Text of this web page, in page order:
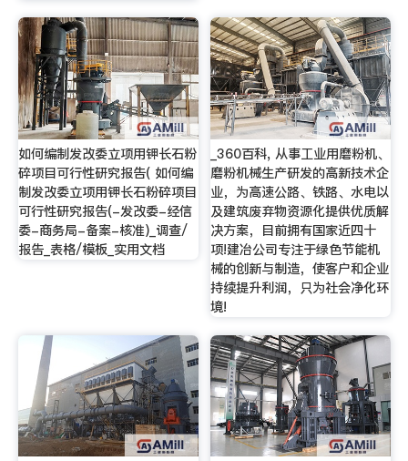
如何编制发改委立项用钾长石粉
碎项目可行性研究报告( 如何编
制发改委立项用钾长石粉碎项目
可行性研究报告(-发改委-经信
委-商务局-备案-核准)_调查/
报告_表格/模板_实用文档
_360百科, 从事工业用磨粉机、
磨粉机械生产研发的高新技术企
业，为高速公路、铁路、水电以
及建筑废弃物资源化提供优质解
决方案，目前拥有国家近四十
项!建冶公司专注于绿色节能机
械的创新与制造，使客户和企业
持续提升利润，只为社会净化环
境!